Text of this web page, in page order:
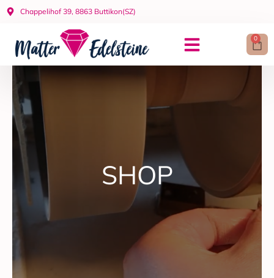
Zum
Inhalt
Chappelihof 39, 8863 Buttikon(SZ)
0
SHOP